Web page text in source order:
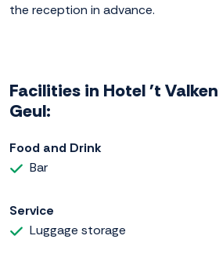
the reception in advance.
Facilities in Hotel 't
Geul:
Food and Drink
Bar
Service
Luggage storage